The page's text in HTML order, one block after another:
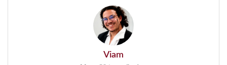
Viam